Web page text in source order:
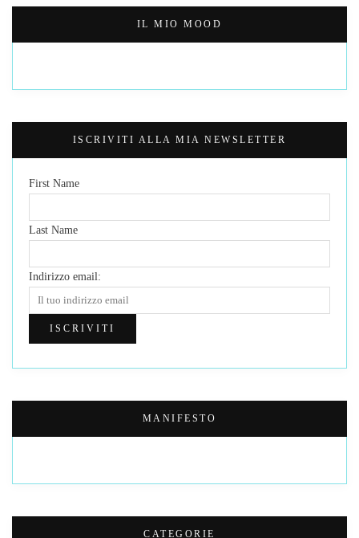
IL MIO MOOD
ISCRIVITI ALLA MIA NEWSLETTER
First Name
Last Name
Indirizzo email:
MANIFESTO
CATEGORIE